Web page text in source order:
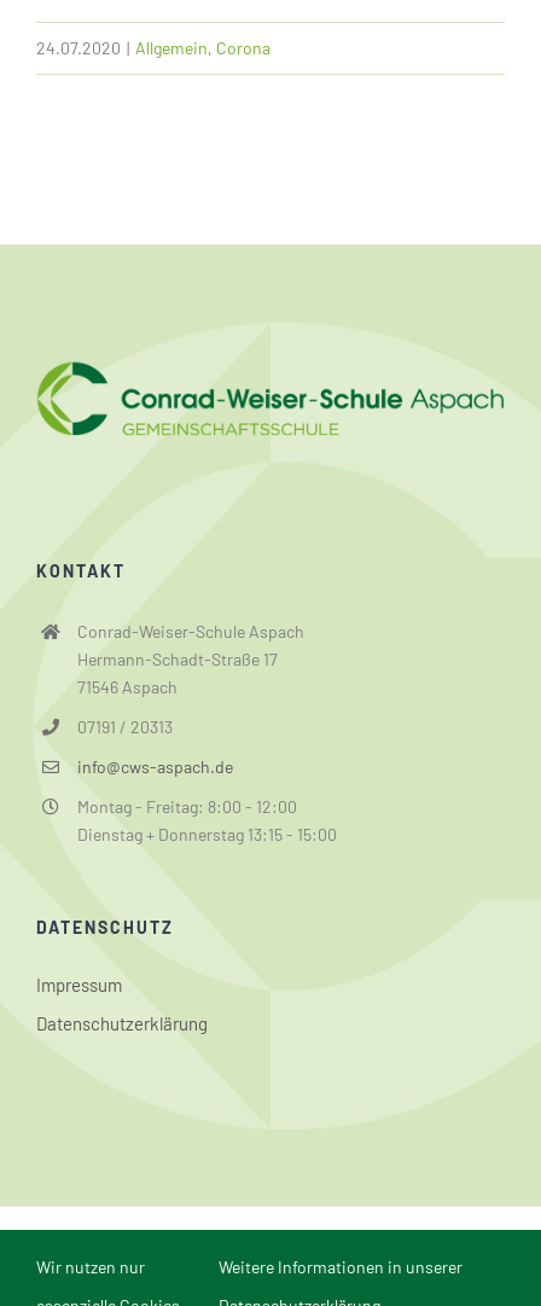
24.07.2020 | Allgemein, Corona
KONTAKT
Conrad-Weiser-Schule Aspach
Hermann-Schadt-Straße 17
71546 Aspach
07191 / 20313
info@cws-aspach.de
Montag - Freitag: 8:00 - 12:00
Dienstag + Donnerstag 13:15 - 15:00
DATENSCHUTZ
Impressum
Datenschutzerklärung
© Conrad-Weiser-Schule Aspach | Webmaster: Dominik
Reichert | Webdesign und Realisierung in Mannheim durch
Wir nutzen nur
Weitere Informationen in unserer